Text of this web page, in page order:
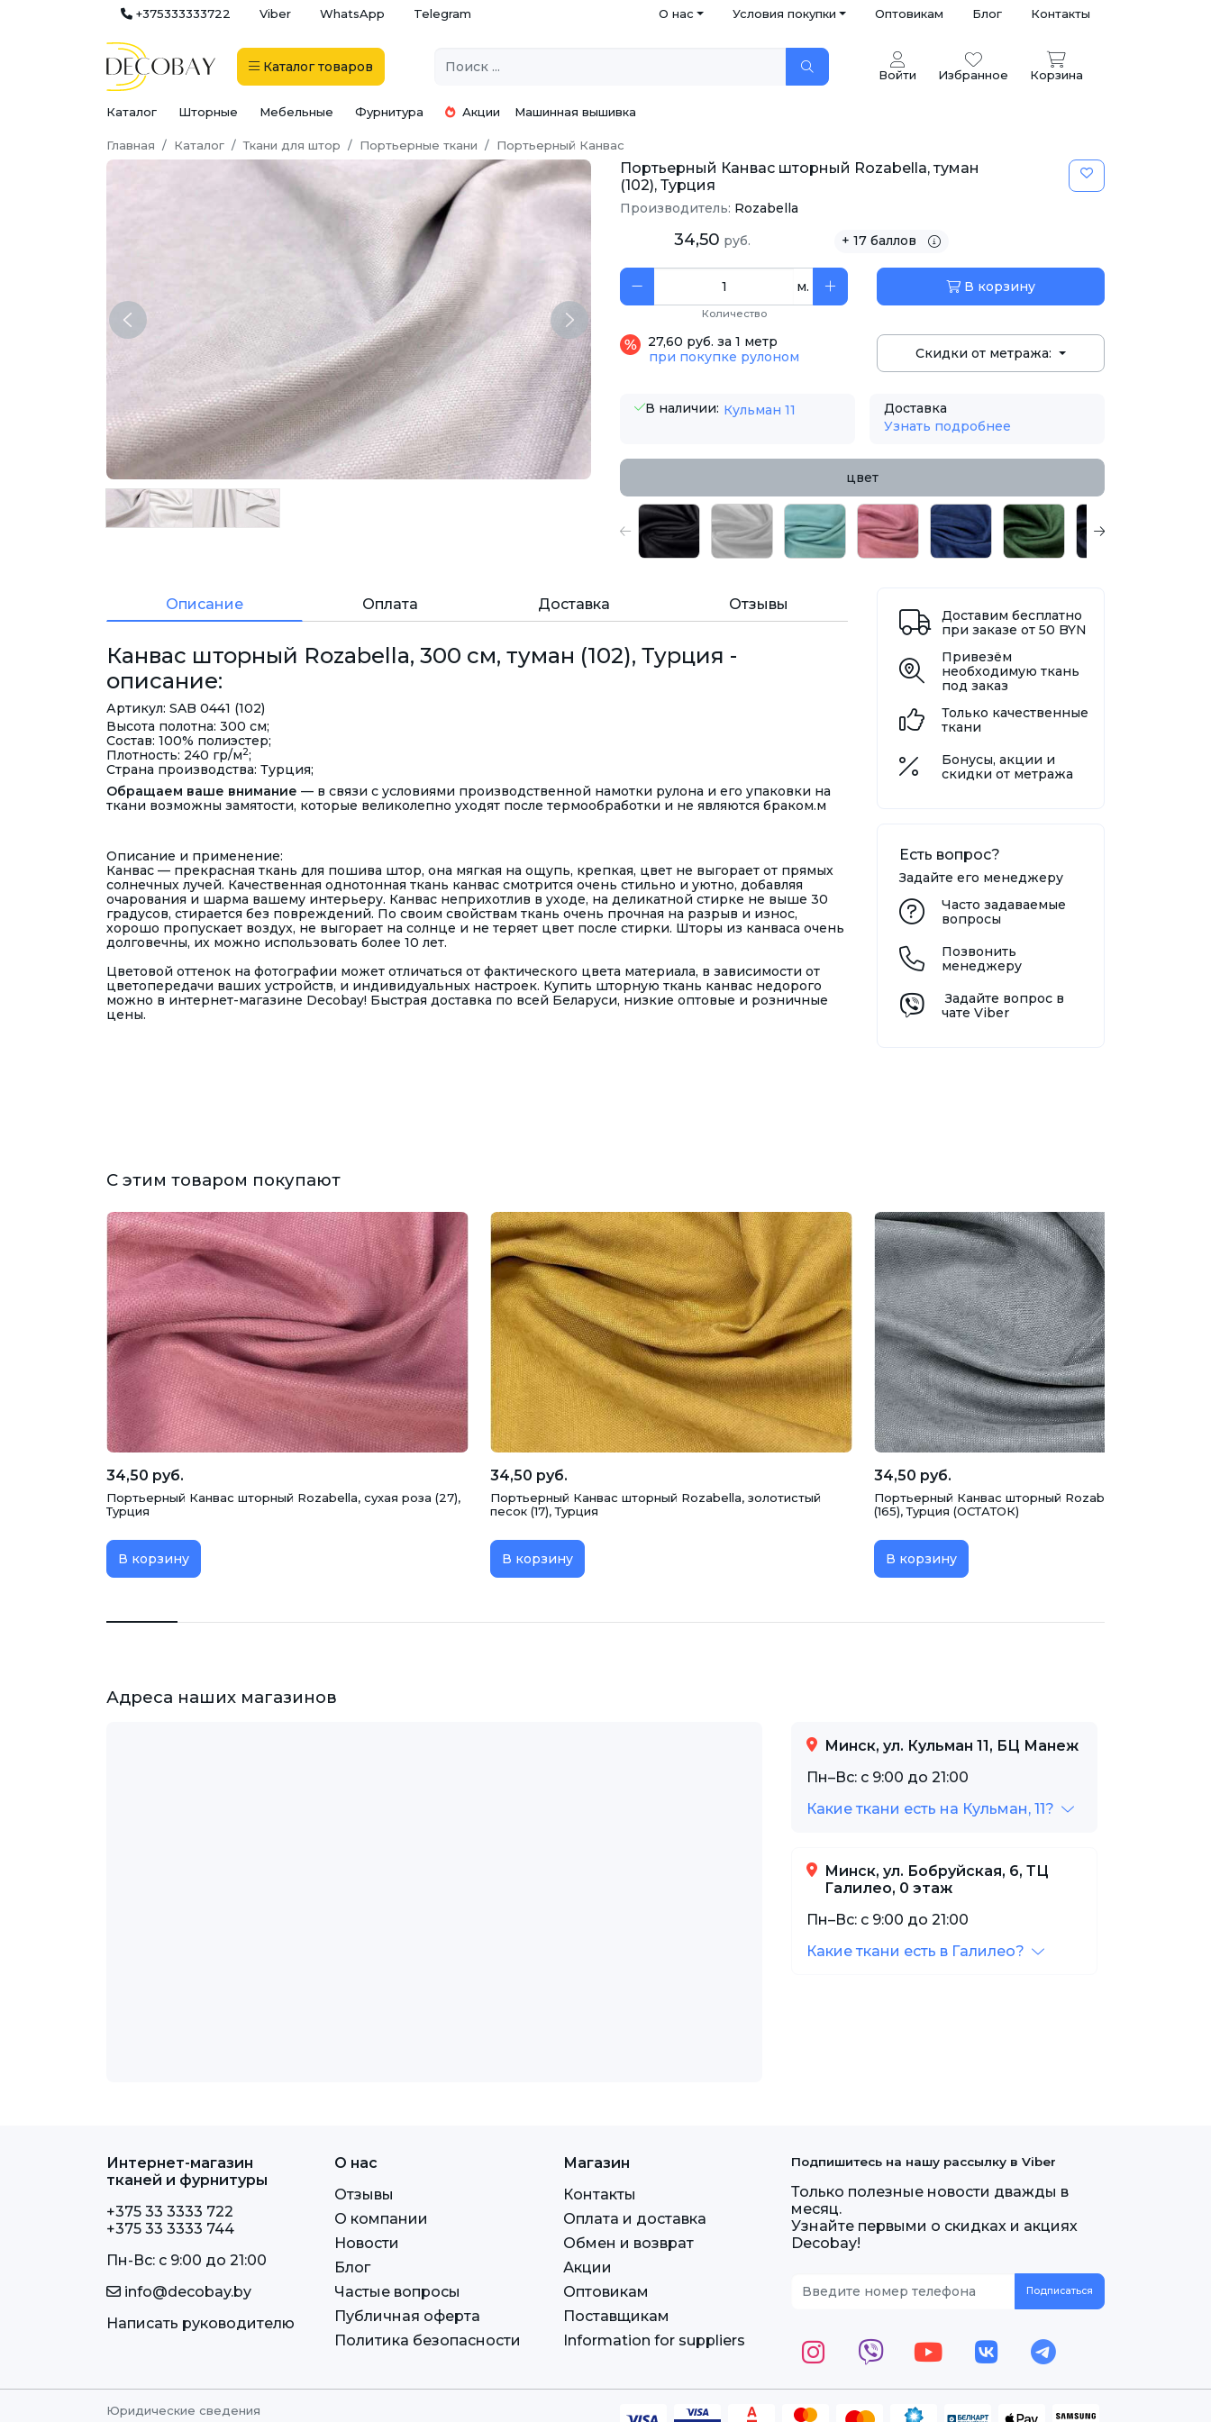
+375333333722 Viber WhatsApp Telegram О нас Условия покупки Оптовикам Блог Контакты
Каталог товаров Войти Избранное Корзина
Каталог Шторные Мебельные Фурнитура Акции Машинная вышивка
Главная Каталог Ткани для штор Портьерные ткани Портьерный Канвас
Previous Next
Портьерный Канвас шторный Rozabella, туман
(102), Турция
Производитель: Rozabella
34,50 руб. + 17 баллов
м.
Количество
В корзину
27,60 руб. за 1 метр
при покупке рулоном
Скидки от метража:
В наличии: Кульман 11
Доставка
Узнать подробнее
цвет
Описание Оплата Доставка Отзывы
Канвас шторный Rozabella, 300 см, туман (102), Турция -
описание:
Артикул: SAB 0441 (102)
Высота полотна: 300 см;
Состав: 100% полиэстер;
Плотность: 240 гр/м2;
Страна производства: Турция;
Обращаем ваше внимание — в связи с условиями производственной намотки рулона и его упаковки на
ткани возможны замятости, которые великолепно уходят после термообработки и не являются браком.м
Описание и применение:
Канвас — прекрасная ткань для пошива штор, она мягкая на ощупь, крепкая, цвет не выгорает от прямых
солнечных лучей. Качественная однотонная ткань канвас смотрится очень стильно и уютно, добавляя
очарования и шарма вашему интерьеру. Канвас неприхотлив в уходе, на деликатной стирке не выше 30
градусов, стирается без повреждений. По своим свойствам ткань очень прочная на разрыв и износ,
хорошо пропускает воздух, не выгорает на солнце и не теряет цвет после стирки. Шторы из канваса очень
долговечны, их можно использовать более 10 лет.
Цветовой оттенок на фотографии может отличаться от фактического цвета материала, в зависимости от
цветопередачи ваших устройств, и индивидуальных настроек. Купить шторную ткань канвас недорого
можно в интернет-магазине Decobay! Быстрая доставка по всей Беларуси, низкие оптовые и розничные
цены.
Доставим бесплатно
при заказе от 50 BYN
Привезём
необходимую ткань
под заказ
Только качественные
ткани
Бонусы, акции и
скидки от метража
Есть вопрос?
Задайте его менеджеру
Часто задаваемые
вопросы
Позвонить
менеджеру
Задайте вопрос в
чате Viber
С этим товаром покупают
34,50 руб.
Портьерный Канвас шторный Rozabella, сухая роза (27),
Турция
В корзину
34,50 руб.
Портьерный Канвас шторный Rozabella, золотистый
песок (17), Турция
В корзину
34,50 руб.
Портьерный Канвас шторный Rozabella, светло-
(165), Турция (ОСТАТОК)
В корзину
Адреса наших магазинов
Минск, ул. Кульман 11, БЦ Манеж
Пн–Вс: с 9:00 до 21:00
Какие ткани есть на Кульман, 11?
Минск, ул. Бобруйская, 6, ТЦ
Галилео, 0 этаж
Пн–Вс: с 9:00 до 21:00
Какие ткани есть в Галилео?
Интернет-магазин
тканей и фурнитуры
+375 33 3333 722
+375 33 3333 744
Пн-Вс: c 9:00 до 21:00
info@decobay.by
Написать руководителю
О нас
Отзывы
О компании
Новости
Блог
Частые вопросы
Публичная оферта
Политика безопасности
Магазин
Контакты
Оплата и доставка
Обмен и возврат
Акции
Оптовикам
Поставщикам
Information for suppliers
Подпишитесь на нашу рассылку в Viber
Только полезные новости дважды в
месяц.
Узнайте первыми о скидках и акциях
Decobay!
Юридические сведения